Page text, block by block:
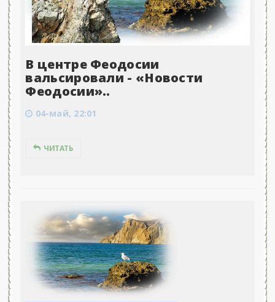
В центре Феодосии
вальсировали - «Новости
Феодосии»..
04-май, 22:01
ЧИТАТЬ